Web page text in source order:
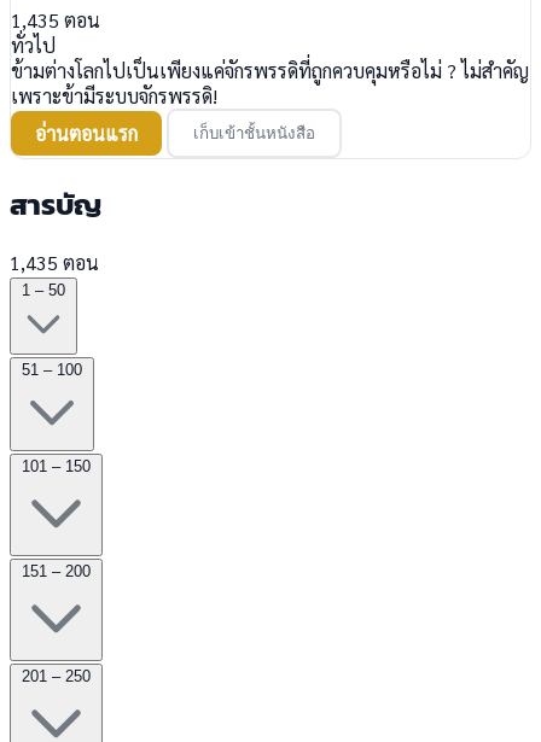
1,435 ตอน
ทั่วไป
ข้ามต่างโลกไปเป็นเพียงแค่จักรพรรดิที่ถูกควบคุมหรือไม่ ? ไม่สำคัญ
เพราะข้ามีระบบจักรพรรดิ!
อ่านตอนแรก
เก็บเข้าชั้นหนังสือ
สารบัญ
1,435 ตอน
1 – 50
51 – 100
101 – 150
151 – 200
201 – 250